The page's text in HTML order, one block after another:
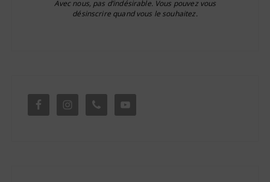
Avec nous, pas d’indésirable. Vous pouvez vous
désinscrire quand vous le souhaitez.